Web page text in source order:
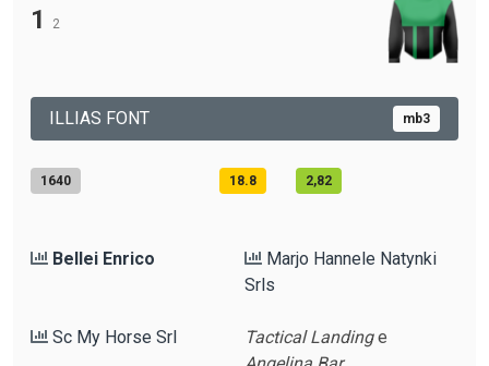
1 2
ILLIAS FONT mb3
1640 18.8 2,82
Bellei Enrico
Marjo Hannele Natynki
Srls
Sc My Horse Srl Tactical Landinge